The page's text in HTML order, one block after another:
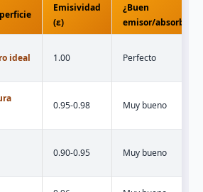
Emisividad
(ε)
¿Buen
emisor/
ideal 1.00 Perfecto
0.95-0.98 Muy bueno
0.90-0.95 Muy bueno